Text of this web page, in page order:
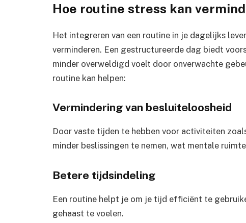
Hoe routine stress kan
Het integreren van een routine in je dagelijks
verminderen. Een gestructureerde dag biedt
minder overweldigd voelt door onverwachte
routine kan helpen:
Vermindering van besluiteloosheid
Door vaste tijden te hebben voor activiteiten
minder beslissingen te nemen, wat mentale
Betere tijdsindeling
Een routine helpt je om je tijd efficiënt te
gehaast te voelen.